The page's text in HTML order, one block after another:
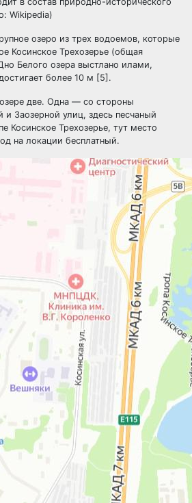
Wikipedia)
озеро из трех водоемов, которые
Косинское Трехозерье (общая
Белого озера выстлано илами,
более 10 м [5].
две. Одна — со стороны
и Заозерной улиц, здесь песчаный
Косинское Трехозерье, тут место
на локации бесплатный.